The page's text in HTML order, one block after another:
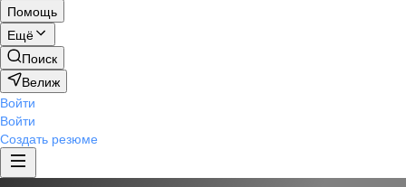
Помощь
Ещё
Поиск
Велиж
Войти
Войти
Создать резюме